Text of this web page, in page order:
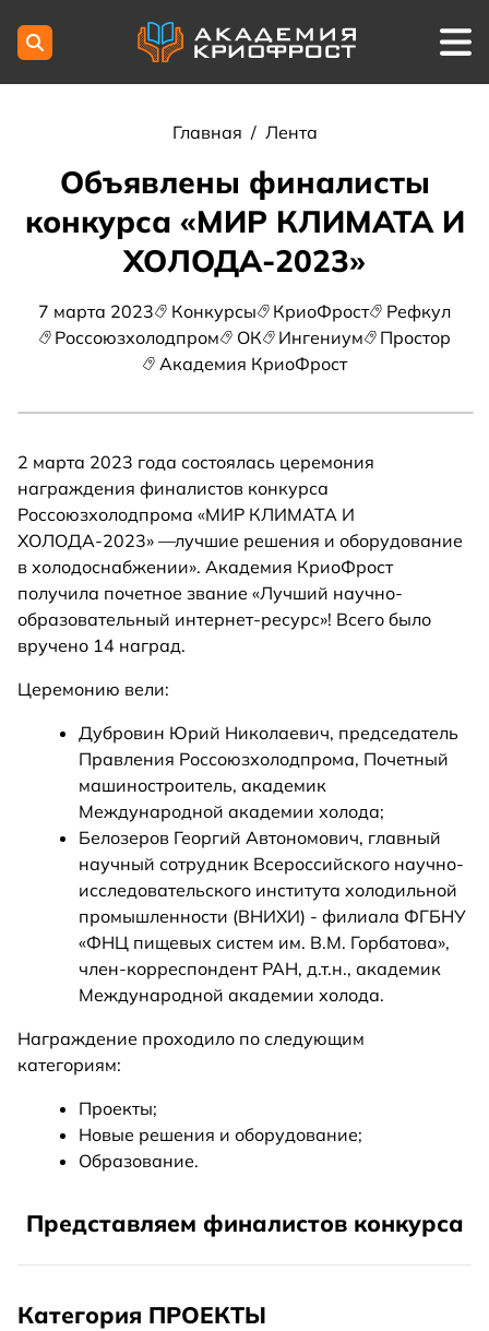
Главная / Лента
Объявлены финалисты
конкурса «МИР КЛИМАТА И
ХОЛОДА-2023»
7 марта 2023 Конкурсы КриоФрост
Рефкул
Россоюзхолодпром
ОК Ингениум
Простор
Академия КриоФрост
2 марта 2023 года состоялась церемония
награждения финалистов конкурса
Россоюзхолодпрома «МИР КЛИМАТА И
ХОЛОДА-2023» —лучшие решения и оборудование
в холодоснабжении». Академия КриоФрост
получила почетное звание «Лучший научно-
образовательный интернет-ресурс»! Всего было
вручено 14 наград.
Церемонию вели:
Дубровин Юрий Николаевич, председатель
Правления Россоюзхолодпрома, Почетный
машиностроитель, академик
Международной академии холода;
Белозеров Георгий Автономович, главный
научный сотрудник Всероссийского научно-
исследовательского института холодильной
промышленности (ВНИХИ) - филиала ФГБНУ
«ФНЦ пищевых систем им. В.М. Горбатова»,
член-корреспондент РАН, д.т.н., академик
Международной академии холода.
Награждение проходило по следующим
категориям:
Проекты;
Новые решения и оборудование;
Образование.
Представляем финалистов конкурса
Категория ПРОЕКТЫ